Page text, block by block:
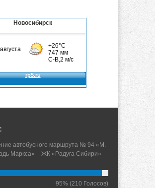
Новосибирск
автобусного маршрута № 94 «М.
Маркса» – ЖК «Радуга Сибири»
95% (210 Голосов)